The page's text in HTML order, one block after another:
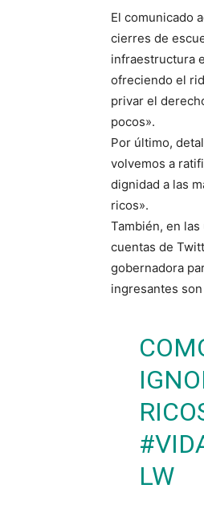
El comunicado
cierres de
infraestructura
ofreciendo el
privar el
pocos».
Por último,
volvemos a
dignidad a las
ricos».
También, en
cuentas de
gobernadora
ingresantes
LW